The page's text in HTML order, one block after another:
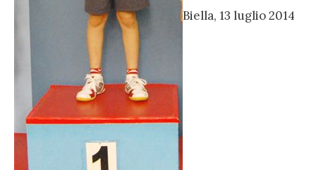
Biella, 13 luglio 2014